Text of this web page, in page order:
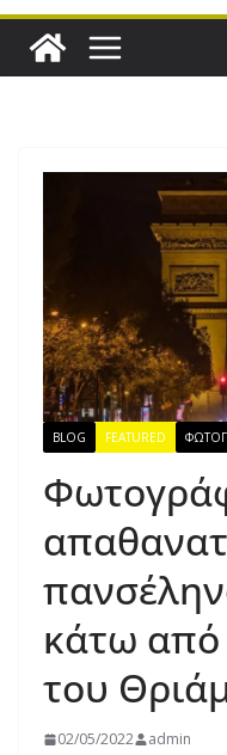
BLOG FEATURED
κάτω
του
02/05/2022 admin